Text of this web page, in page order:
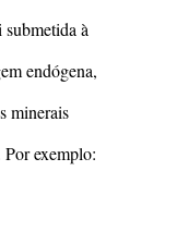
à
endógena,
minerais
Por exemplo: